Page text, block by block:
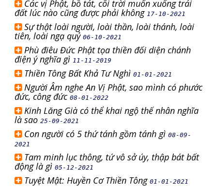
Các vị Phật, bồ tát, cõi trời muốn xuống trái
đất lúc nào cũng được phải không 17-10-2021
Sự thật loài người, loài thần, loài thánh, loài
tiên, loài ngạ quỷ 06-10-2021
Phù điêu Đức Phật tọa thiền đối diện chánh
điện ý nghĩa gì 11-11-2019
Thiền Tông Bất Khả Tư Nghì 01-01-2021
Người Âm nghe An Vị Phật, sao mình có phước
đức, công đức 08-01-2022
Kinh Lăng Già có thể khai ngộ thế nhân nghĩa
là sao 25-09-2021
Con người có 5 thứ tánh gồm tánh gì 08-09-
2021
Tam minh lục thông, tứ vô sở úy, thập bát bất
động là gì 05-12-2021
Tuyệt Mật: Huyền Cơ Thiền Tông 01-01-2021